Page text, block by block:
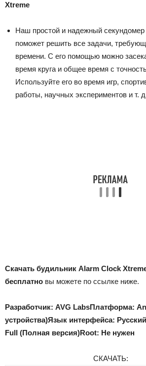
Xtreme
Наш простой и надежный секундомер
поможет решить все задачи,
времени. С его помощью можно
время круга и общее время с
Используйте его во время игр,
работы, научных экспериментов и т.
Скачать будильник Alarm Clock
бесплатно вы можете по ссылке ниже.
Разработчик: AVG LabsПлатформа:
устройства)Язык интерфейса:
Full (Полная версия)Root: Не нужен
СКАЧАТЬ: